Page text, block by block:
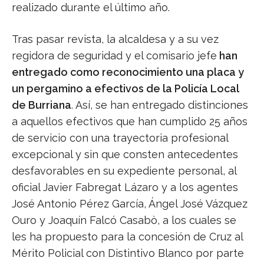
realizado durante el último año.
Tras pasar revista, la alcaldesa y a su vez
regidora de seguridad y el comisario jefe han
entregado como reconocimiento una placa y
un pergamino a efectivos de la Policía Local
de Burriana. Así, se han entregado distinciones
a aquellos efectivos que han cumplido 25 años
de servicio con una trayectoria profesional
excepcional y sin que consten antecedentes
desfavorables en su expediente personal, al
oficial Javier Fabregat Lázaro y a los agentes
José Antonio Pérez García, Ángel José Vázquez
Ouro y Joaquín Falcó Casabò, a los cuales se
les ha propuesto para la concesión de Cruz al
Mérito Policial con Distintivo Blanco por parte